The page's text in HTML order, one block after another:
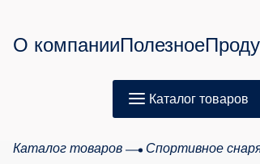
О компанииПолезное
Каталог товаров
Каталог товаров Спортивное